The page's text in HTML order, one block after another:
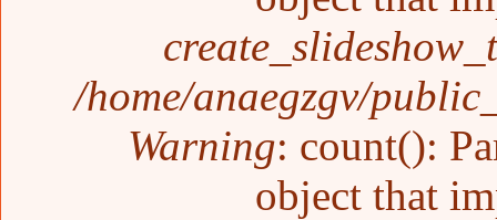
/home/anaegzgv/
Warning: count():
object that